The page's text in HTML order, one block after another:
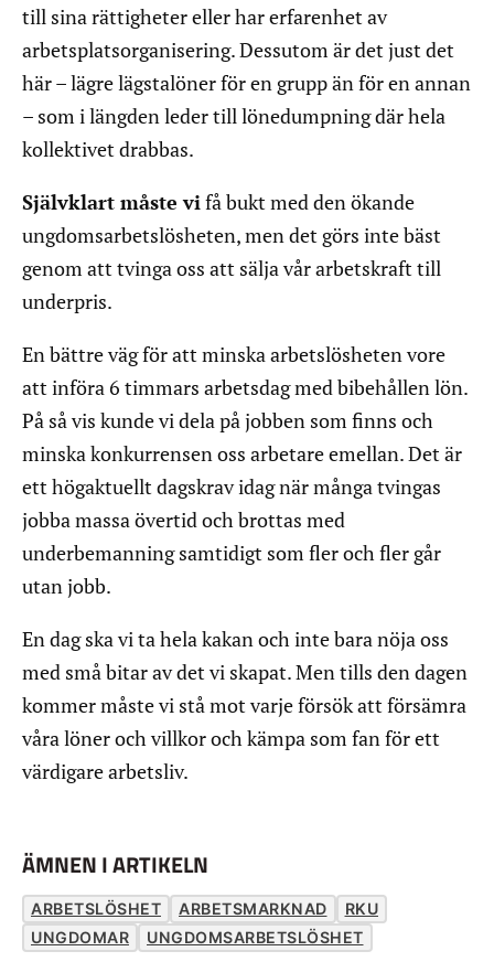
till sina rättigheter eller har erfarenhet av
arbetsplatsorganisering. Dessutom är det just det
här – lägre lägstalöner för en grupp än för en annan
– som i längden leder till lönedumpning där hela
kollektivet drabbas.
Självklart måste vifå bukt med den ökande
ungdomsarbetslösheten, men det görs inte bäst
genom att tvinga oss att sälja vår arbetskraft till
underpris.
En bättre väg för att minska arbetslösheten vore
att införa 6 timmars arbetsdag med bibehållen lön.
På så vis kunde vi dela på jobben som finns och
minska konkurrensen oss arbetare emellan. Det är
ett högaktuellt dagskrav idag när många tvingas
jobba massa övertid och brottas med
underbemanning samtidigt som fler och fler går
utan jobb.
En dag ska vi ta hela kakan och inte bara nöja oss
med små bitar av det vi skapat. Men tills den dagen
kommer måste vi stå mot varje försök att försämra
våra löner och villkor och kämpa som fan för ett
värdigare arbetsliv.
ÄMNEN I ARTIKELN
ARBETSLÖSHET ARBETSMARKNAD
RKU
UNGDOMAR
UNGDOMSARBETSLÖSHET